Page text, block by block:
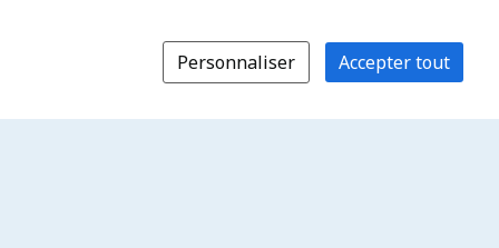
Personnaliser Accepter tout